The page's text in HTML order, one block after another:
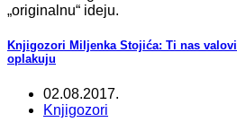
„originalnu“ ideju.
Knjigozori Miljenka Stojića: Ti nas valovi
oplakuju
02.08.2017.
Knjigozori